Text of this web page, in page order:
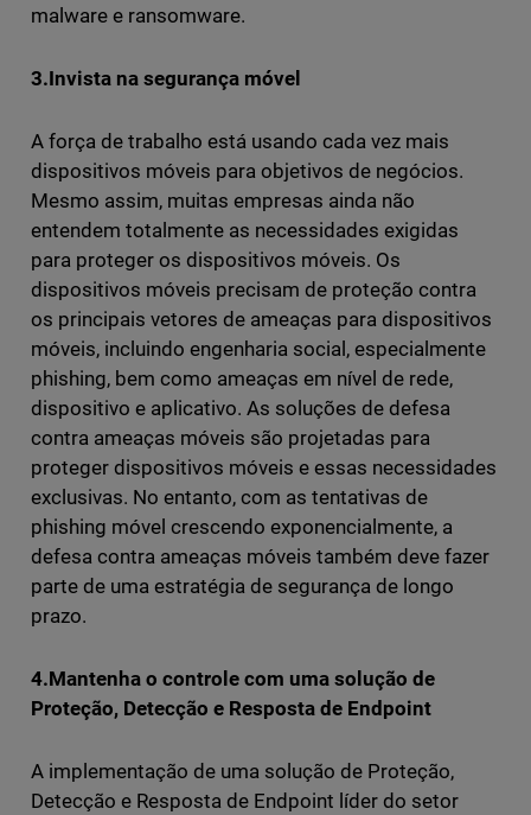
malware e ransomware.
3.Invista na segurança móvel
A força de trabalho está usando cada vez mais
dispositivos móveis para objetivos de negócios.
Mesmo assim, muitas empresas ainda não
entendem totalmente as necessidades exigidas
para proteger os dispositivos móveis. Os
dispositivos móveis precisam de proteção contra
os principais vetores de ameaças para dispositivos
móveis, incluindo engenharia social, especialmente
phishing, bem como ameaças em nível de rede,
dispositivo e aplicativo. As soluções de defesa
contra ameaças móveis são projetadas para
proteger dispositivos móveis e essas necessidades
exclusivas. No entanto, com as tentativas de
phishing móvel crescendo exponencialmente, a
defesa contra ameaças móveis também deve fazer
parte de uma estratégia de segurança de longo
prazo.
4.Mantenha o controle com uma solução de
Proteção, Detecção e Resposta de Endpoint
A implementação de uma solução de Proteção,
Detecção e Resposta de Endpoint líder do setor